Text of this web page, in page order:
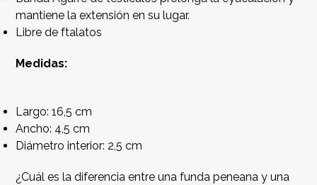
mantiene la extensión en su lugar.
Libre de ftalatos
Medidas:
Largo: 16,5 cm
Ancho: 4,5 cm
Diámetro interior: 2,5 cm
¿Cuál es la diferencia entre una funda peneana y una